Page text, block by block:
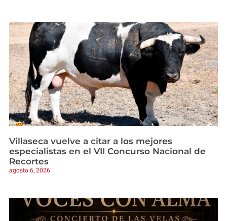
Villaseca vuelve a citar a los mejores
especialistas en el VII Concurso Nacional de
Recortes
agosto 6, 2026